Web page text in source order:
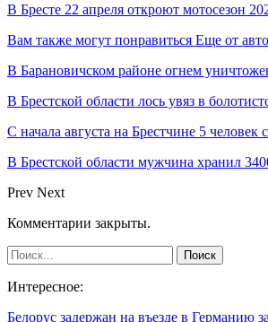
В Бресте 22 апреля откроют мотосезон
Вам также могут понравиться Еще от
В Барановичском районе огнем
В Брестской области лось увяз в
С начала августа на Брестчине 5 человек
В Брестской области мужчина хранил
Prev Next
Комментарии закрыты.
Интересное:
Белорус задержан на въезде в Германию